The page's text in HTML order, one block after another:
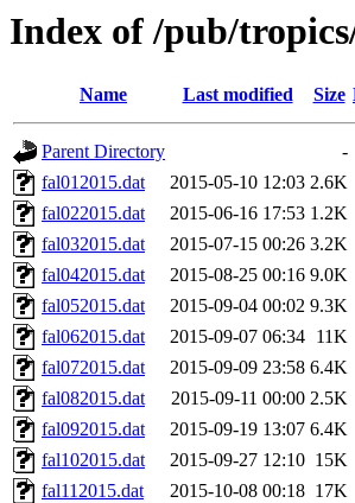
Index of /pub/
Name Last modified Size
Parent Directory
-
fal012015.dat
2015-05-10 12:03 2.6K
fal022015.dat
2015-06-16 17:53 1.2K
fal032015.dat
2015-07-15 00:26 3.2K
fal042015.dat
2015-08-25 00:16 9.0K
fal052015.dat
2015-09-04 00:02 9.3K
fal062015.dat
2015-09-07 06:34 11K
fal072015.dat
2015-09-09 23:58 6.4K
fal082015.dat
2015-09-11 00:00 2.5K
fal092015.dat
2015-09-19 13:07 6.4K
fal102015.dat
2015-09-27 12:10 15K
fal112015.dat
2015-10-08 00:18 17K